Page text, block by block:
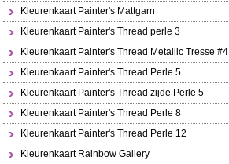
Kleurenkaart Painter's Mattgarn
Kleurenkaart Painter's Thread perle 3
Kleurenkaart Painter's Thread Metallic Tresse #4
Kleurenkaart Painter's Thread Perle 5
Kleurenkaart Painter's Thread zijde Perle 5
Kleurenkaart Painter's Thread Perle 8
Kleurenkaart Painter's Thread Perle 12
Kleurenkaart Rainbow Gallery